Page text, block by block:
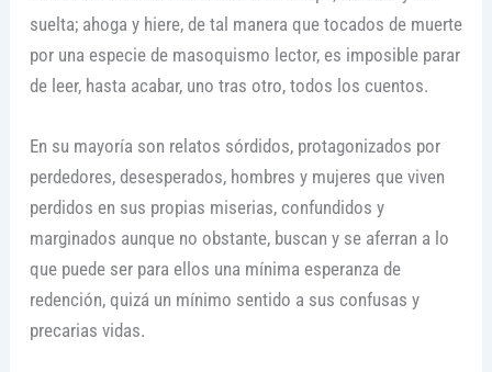
suelta; ahoga y hiere, de tal manera que tocados de muerte
por una especie de masoquismo lector, es imposible parar
de leer, hasta acabar, uno tras otro, todos los cuentos.
En su mayoría son relatos sórdidos, protagonizados por
perdedores, desesperados, hombres y mujeres que viven
perdidos en sus propias miserias, confundidos y
marginados aunque no obstante, buscan y se aferran a lo
que puede ser para ellos una mínima esperanza de
redención, quizá un mínimo sentido a sus confusas y
precarias vidas.